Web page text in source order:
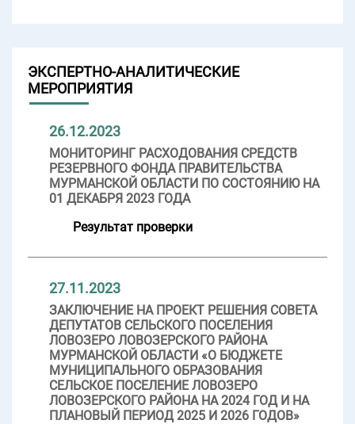
ЭКСПЕРТНО-АНАЛИТИЧЕСКИЕ
МЕРОПРИЯТИЯ
26.12.2023
МОНИТОРИНГ РАСХОДОВАНИЯ СРЕДСТВ
РЕЗЕРВНОГО ФОНДА ПРАВИТЕЛЬСТВА
МУРМАНСКОЙ ОБЛАСТИ ПО СОСТОЯНИЮ НА
01 ДЕКАБРЯ 2023 ГОДА
Результат проверки
27.11.2023
ЗАКЛЮЧЕНИЕ НА ПРОЕКТ РЕШЕНИЯ СОВЕТА
ДЕПУТАТОВ СЕЛЬСКОГО ПОСЕЛЕНИЯ
ЛОВОЗЕРО ЛОВОЗЕРСКОГО РАЙОНА
МУРМАНСКОЙ ОБЛАСТИ «О БЮДЖЕТЕ
МУНИЦИПАЛЬНОГО ОБРАЗОВАНИЯ
СЕЛЬСКОЕ ПОСЕЛЕНИЕ ЛОВОЗЕРО
ЛОВОЗЕРСКОГО РАЙОНА НА 2024 ГОД И НА
ПЛАНОВЫЙ ПЕРИОД 2025 И 2026 ГОДОВ»